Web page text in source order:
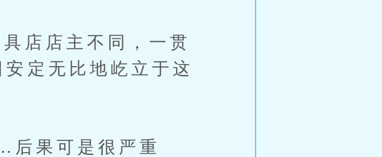
店主不同，一贯
定无比地屹立于这
果可是很严重